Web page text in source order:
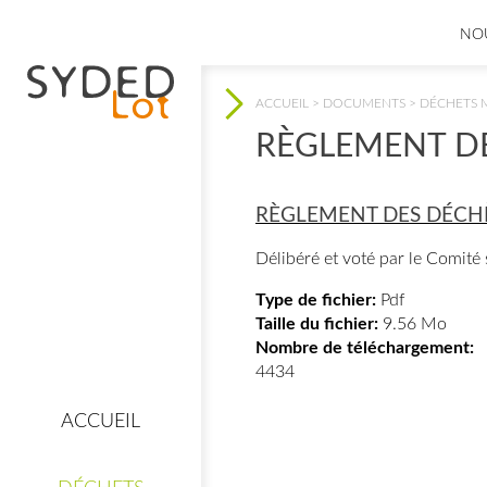
ACCUEIL
Mes consignes de
VOUS ÊTES ICI
ACCUEIL > DOCUMENTS > DÉCHETS
RÈGLEMENT
RÈGLEMENT DES
Délibéré et voté par le
Type de fichier: Pdf
Taille du fichier: 9.56 Mo
Nombre de téléchargement:
4434